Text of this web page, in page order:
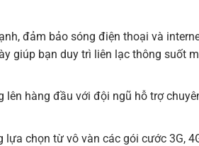
đảm bảo sóng điện thoại và
giúp bạn duy trì liên lạc thông suốt
hàng đầu với đội ngũ hỗ trợ
chọn từ vô vàn các gói cước 3G,